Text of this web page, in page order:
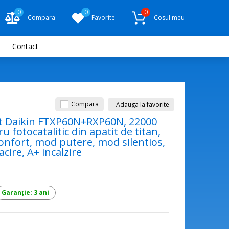
Compara
0
Favorite
0
Cosul meu
0
Contact
Compara Adauga la favorite
FTXP60N+RXP60N, 22000
fotocatalitic din apatit de titan,
mod putere, mod silentios,
A+ incalzire
Garanție: 3 ani